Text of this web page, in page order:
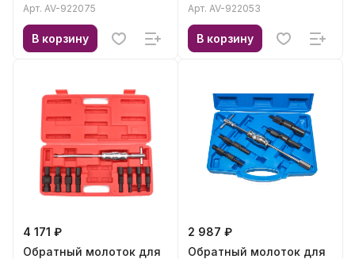
Арт. AV-922075
В корзину
Арт. AV-922053
В корзину
4 171 ₽
Обратный молоток для
2 987 ₽
Обратный молоток для